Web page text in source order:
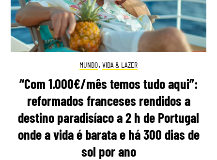
MUNDO, VIDA & LAZER
“Com 1.000€/mês temos tudo aqui”:
reformados franceses rendidos a
destino paradisíaco a 2 h de Portugal
onde a vida é barata e há 300 dias de
sol por ano